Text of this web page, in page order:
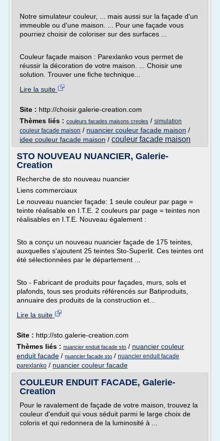
Notre simulateur couleur, ... mais aussi sur la façade d'un
immeuble ou d'une maison. ... Pour une façade vous
pourriez choisir de coloriser sur des surfaces ...
Couleur façade maison : Parexlanko vous permet de
réussir la décoration de votre maison. ... Choisir une
solution. Trouver une fiche technique...
Lire la suite
Site : http://choisir.galerie-creation.com
Thèmes liés : couleurs facades maisons creoles / simulation
couleur facade maison / nuancier couleur facade maison /
idee couleur facade maison / couleur facade maison
STO NOUVEAU NUANCIER, Galerie-
Creation
Recherche de sto nouveau nuancier
Liens commerciaux
Le nouveau nuancier façade: 1 seule couleur par page =
teinte réalisable en I.T.E. 2 couleurs par page = teintes non
réalisables en I.T.E. Nouveau également :
Sto a conçu un nouveau nuancier façade de 175 teintes,
auxquelles s'ajoutent 25 teintes Sto-Superlit. Ces teintes ont
été sélectionnées par le département ...
Sto - Fabricant de produits pour façades, murs, sols et
plafonds, tous ses produits référencés sur Batiproduits,
annuaire des produits de la construction et...
Lire la suite
Site : http://sto.galerie-creation.com
Thèmes liés : nuancier enduit facade sto / nuancier couleur
enduit facade / nuancier facade sto / nuancier enduit facade
parexlanko / nuancier couleur facade
COULEUR ENDUIT FACADE, Galerie-
Creation
Pour le ravalement de façade de votre maison, trouvez la
couleur d'enduit qui vous séduit parmi le large choix de
coloris et qui redonnera de la luminosité à ...